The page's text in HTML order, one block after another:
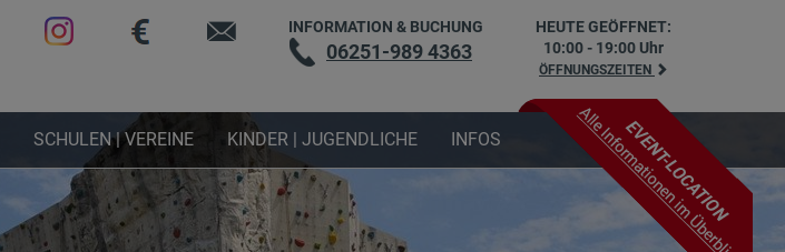
INFORMATION & BUCHUNG
06251-989 4363
HEUTE GEÖFFNET:
10:00 - 19:00 Uhr
ÖFFNUNGSZEITEN
SCHULEN | VEREINE KINDER | JUGENDLICHE INFOS